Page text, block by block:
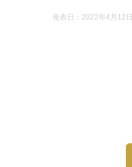
発表日：2022年4月12日